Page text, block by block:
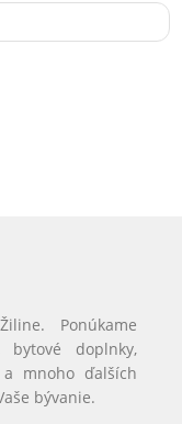
Ponúkame
doplnky,
a mnoho ďalších
bývanie.